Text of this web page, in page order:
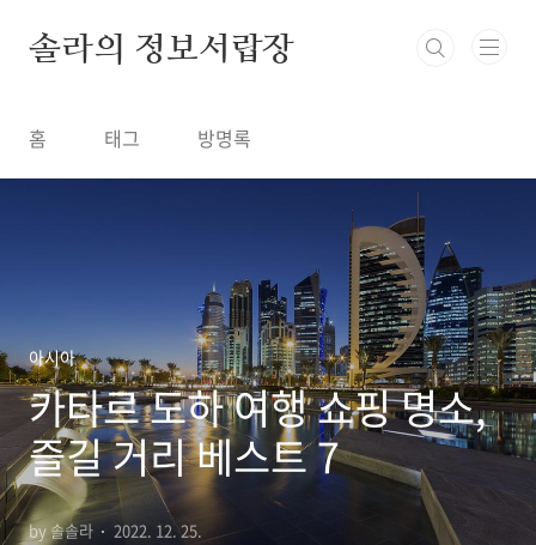
솔라의 정보서랍장
홈 태그 방명록
아시아
카타르 도하 여행 쇼핑 명소,
즐길 거리 베스트 7
by 솔솔라 2022. 12. 25.